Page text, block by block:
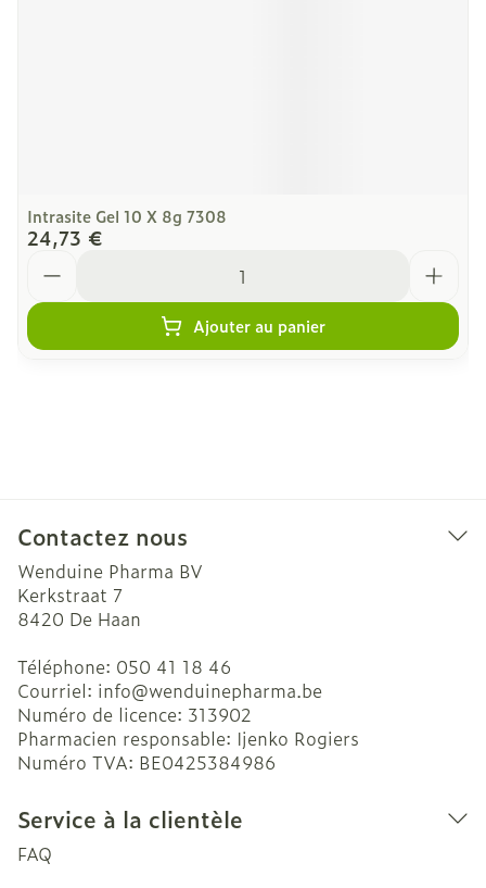
Intrasite Gel 10 X 8g 7308
24,73 €
Ajouter au panier
Contactez nous
Wenduine Pharma BV
Kerkstraat 7
8420 De Haan
Téléphone: 050 41 18 46
Courriel: info@wenduinepharma.be
Numéro de licence: 313902
Pharmacien responsable: Ijenko Rogiers
Numéro TVA: BE0425384986
Service à la clientèle
FAQ